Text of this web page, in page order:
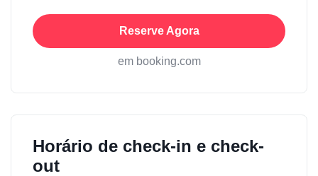
Reserve Agora
em booking.com
Horário de check-in e check-
out